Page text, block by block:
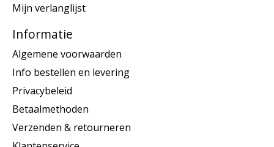
Mijn verlanglijst
Informatie
Algemene voorwaarden
Info bestellen en levering
Privacybeleid
Betaalmethoden
Verzenden & retourneren